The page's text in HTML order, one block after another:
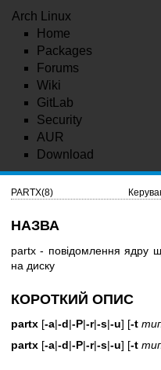
Arch Linux
Home
Packages
Forums
Wiki
GitLab
Security
AUR
Download
PARTX(8)
НАЗВА
partx - повідомлення ядру
на диску
КОРОТКИЙ ОПИС
partx [-a|-d|-P|-r|-s|-u] [-t
partx [-a|-d|-P|-r|-s|-u] [-t